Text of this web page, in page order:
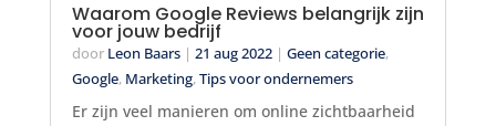
Waarom Google Reviews belangrijk zijn
voor jouw bedrijf
door Leon Baars| 21 aug 2022| Geen categorie,
Google, Marketing,Tips voor ondernemers
Er zijn veel manieren om online zichtbaarheid